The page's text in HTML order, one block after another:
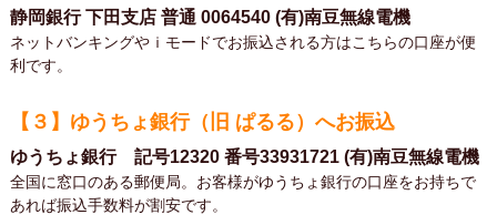
静岡銀行 下田支店 普通 0064540 (有)南豆無線電機
ネットバンキングやｉモードでお振込される方はこちらの口座が便
利です。
【３】ゆうちょ銀行（旧 ぱるる）へお振込
ゆうちょ銀行 記号12320 番号33931721 (有)南豆無線電機
全国に窓口のある郵便局。お客様がゆうちょ銀行の口座をお持ちで
あれば振込手数料が割安です。